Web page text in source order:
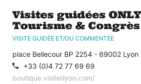
Visites guidées
Tourisme & Congrès
VISITE GUIDÉE ET/OU COMMENTÉE
place Bellecour BP 2254 - 69002 Lyon
+33 (0)4 72 77 69 69
boutique.visiterlyon.com/